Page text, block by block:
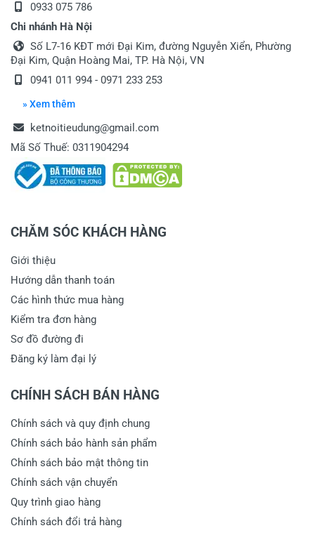
0933 075 786
Chi nhánh Hà Nội
Số L7-16 KĐT mới Đại Kim, đường Nguyễn Xiển, Phường
Đại Kim, Quận Hoàng Mai, TP. Hà Nội, VN
0941 011 994 - 0971 233 253
» Xem thêm
ketnoitieudung@gmail.com
Mã Số Thuế: 0311904294
CHĂM SÓC KHÁCH HÀNG
Giới thiệu
Hướng dẫn thanh toán
Các hình thức mua hàng
Kiểm tra đơn hàng
Sơ đồ đường đi
Đăng ký làm đại lý
CHÍNH SÁCH BÁN HÀNG
Chính sách và quy định chung
Chính sách bảo hành sản phẩm
Chính sách bảo mật thông tin
Chính sách vận chuyển
Quy trình giao hàng
Chính sách đổi trả hàng